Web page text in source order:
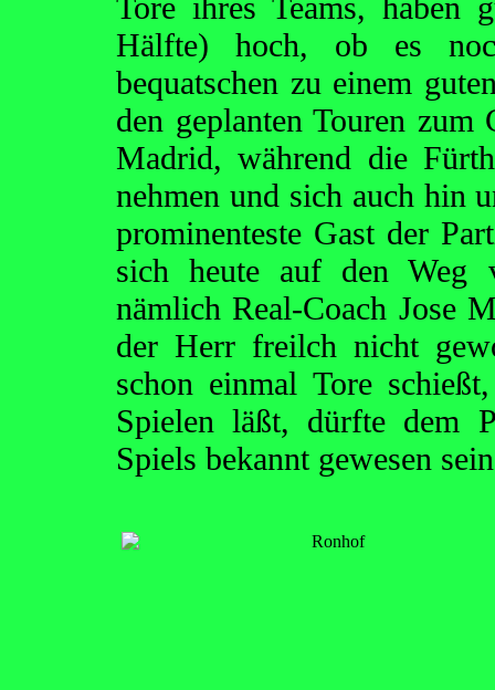
Hälfte) hoch, ob es
bequatschen zu einem
den geplanten Touren zum
Madrid, während die
nehmen und sich auch hin
prominenteste Gast der
sich heute auf den Weg
nämlich Real-Coach Jose
der Herr freilch nicht
schon einmal Tore
Spielen läßt, dürfte dem
Spiels bekannt gewesen